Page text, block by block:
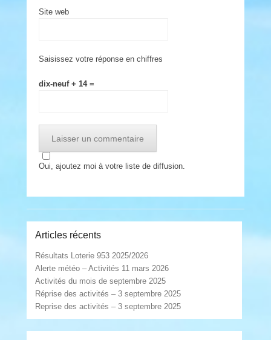
Site web
Saisissez votre réponse en chiffres
dix-neuf + 14 =
Oui, ajoutez moi à votre liste de diffusion.
Articles récents
Résultats Loterie 953 2025/2026
Alerte météo – Activités 11 mars 2026
Activités du mois de septembre 2025
Réprise des activités – 3 septembre 2025
Reprise des activités – 3 septembre 2025